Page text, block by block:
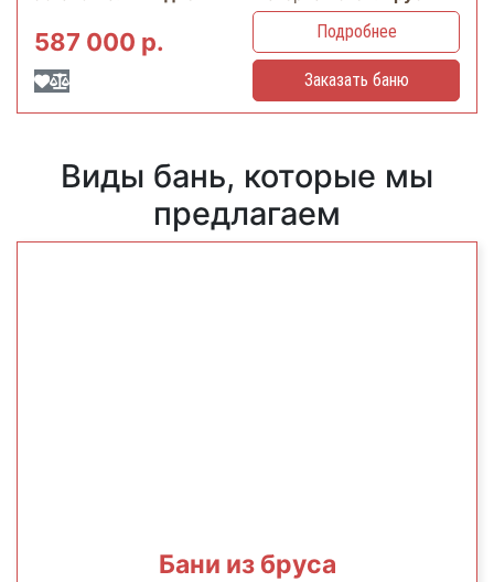
587 000 р. Подробнее
Заказать баню
Виды бань, которые мы
предлагаем
Бани из бруса